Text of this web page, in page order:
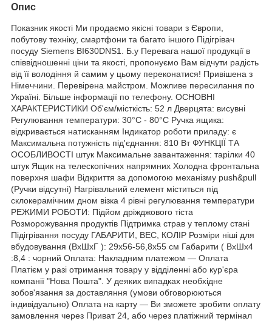
Опис
Показник якості Ми продаємо якісні товари з Європи,
побутову техніку, смартфони та багато іншого Підігрівач
посуду Siemens BI630DNS1. Б.у Перевага нашої продукції в
співвідношенні ціни та якості, пропонуємо Вам відчути радість
від її володіння й самим у цьому переконатися! Привішена з
Німеччини. Перевірена майстром. Можливе пересилання по
Україні. Більше інформації по телефону. ОСНОВНІ
ХАРАКТЕРИСТИКИ Об'єм/місткість: 52 л Дверцята: висувні
Регулювання температури: 30°C - 80°C Ручка ящика:
відкривається натисканням Індикатор роботи приладу: є
Максимальна потужність під'єднання: 810 Вт ФУНКЦІЇ ТА
ОСОБЛИВОСТІ штук Максимальне завантаження: тарілки 40
штук Ящик на телескопічних напрямних Холодна фронтальна
поверхня шафи Відкриття за допомогою механізму push&pull
(Ручки відсутні) Нагрівальний елемент міститься під
склокерамічним дном візка 4 рівні регулювання температури
РЕЖИМИ РОБОТИ: Підйом дріжджового тіста
Розморожування продуктів Підтримка страв у теплому стані
Підігрівання посуду ГАБАРИТИ, ВЕС, КОЛІР Розміри ніші для
вбудовування (ВхШхГ ): 29х56-56,8х55 см Габарити ( ВхШх4
:8,4 : чорний Оплата: Накладним платежом — Оплата
Платієм у разі отримання товару у відділенні або кур'єра
компанії "Нова Пошта". У деяких випадках необхідне
зобов'язання за доставляння (умови обговорюються
індивідуально) Оплата на карту — Ви зможете зробити оплату
замовлення через Приват 24, або через платіжний термінал